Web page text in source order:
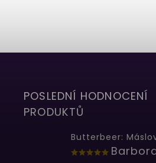
POSLEDNÍ HODNOCENÍ
PRODUKTŮ